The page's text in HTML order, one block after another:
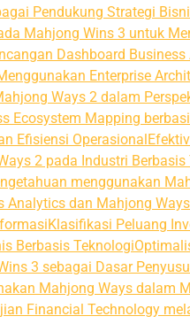
Pendukung Strategi
Mahjong Wins 3 untuk
Dashboard
Enterprise
Ways 2 dalam
Ecosystem Mapping
Efisiensi Operasional
2 pada Industri Berbasis
menggunakan
Analytics dan Mahjong
Klasifikasi Peluang
Berbasis Teknologi
3 sebagai Dasar
Mahjong Ways dalam
Financial Technology